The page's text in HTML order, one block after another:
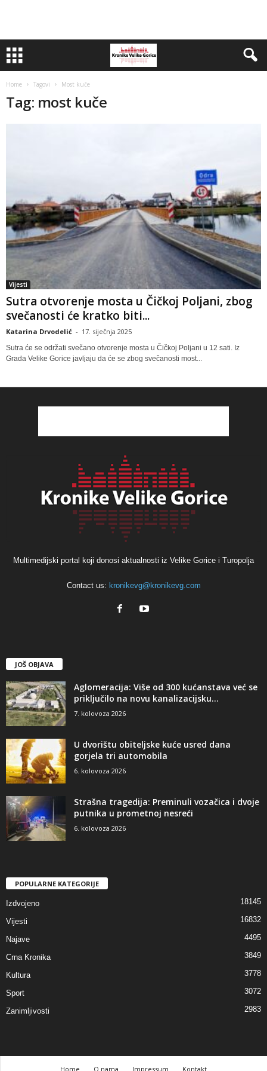
Home Tagovi Most kuče
Tag: most kuče
Vijesti
Sutra otvorenje mosta u Čičkoj Poljani, zbog
svečanosti će kratko biti...
Katarina Drvodelić - 17. siječnja 2025
Sutra će se održati svečano otvorenje mosta u Čičkoj Poljani u 12 sati. Iz
Grada Velike Gorice javljaju da će se zbog svečanosti most...
Multimedijski portal koji donosi aktualnosti iz Velike Gorice i Turopolja
Contact us: kronikevg@kronikevg.com
JOŠ OBJAVA
Aglomeracija: Više od 300 kućanstava već se
priključilo na novu kanalizacijsku...
7. kolovoza 2026
U dvorištu obiteljske kuće usred dana
gorjela tri automobila
6. kolovoza 2026
Strašna tragedija: Preminuli vozačica i dvoje
putnika u prometnoj nesreći
6. kolovoza 2026
POPULARNE KATEGORIJE
Izdvojeno 18145
Vijesti 16832
Najave 4495
Crna Kronika 3849
Kultura 3778
Sport 3072
Zanimljivosti 2983
Home O nama Impressum Kontakt